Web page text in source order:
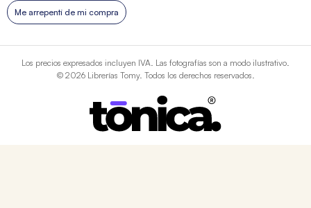
Me arrepentí de mi compra
Los precios expresados incluyen IVA. Las fotografías son a modo ilustrativo.
© 2026 Librerías Tomy. Todos los derechos reservados.